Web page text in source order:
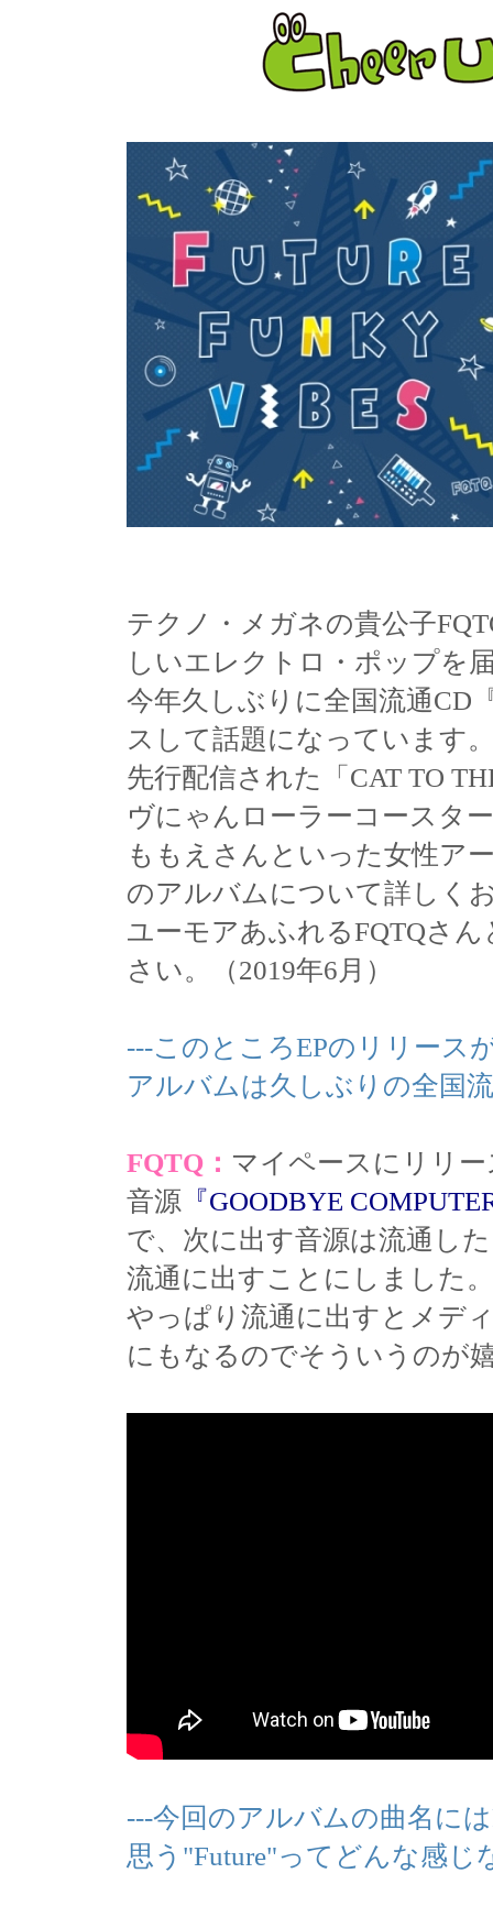
テクノ・メガネの貴公子
しいエレクトロ・ポップを
今年久しぶりに全国流通CD
スして話題になっています
先行配信された「CAT TO
ヴにゃんローラーコースタ
ももえさんといった女性ア
のアルバムについて詳しく
ユーモアあふれるFQTQさ
さい。（2019年6月）
---このところEPのリリース
アルバムは久しぶりの全国
FQTQ： マイペースにリリ
音源 『GOODBYE
で、次に出す音源は流通し
流通に出すことにしました。
やっぱり流通に出すとメデ
にもなるのでそういうのが
---今回のアルバムの曲名に
思う"Future"ってどんな感